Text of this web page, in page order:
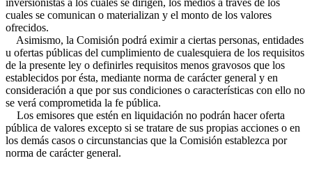
inversionistas a los cuales se dirigen, los medios a través de los
cuales se comunican o materializan y el monto de los valores
ofrecidos.
Asimismo, la Comisión podrá eximir a ciertas personas, entidades
u ofertas públicas del cumplimiento de cualesquiera de los requisitos
de la presente ley o definirles requisitos menos gravosos que los
establecidos por ésta, mediante norma de carácter general y en
consideración a que por sus condiciones o características con ello no
se verá comprometida la fe pública.
Los emisores que estén en liquidación no podrán hacer oferta
pública de valores excepto si se tratare de sus propias acciones o en
los demás casos o circunstancias que la Comisión establezca por
norma de carácter general.